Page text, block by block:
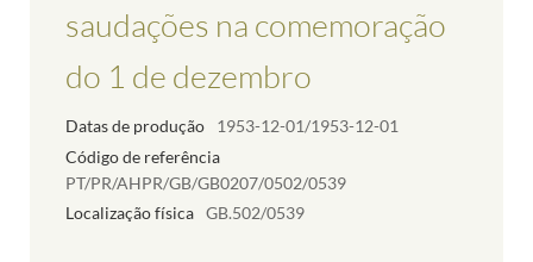
saudações na comemoração
do 1 de dezembro
Datas de produção
1953-12-01/1953-12-01
Código de referência
PT/PR/AHPR/GB/GB0207/0502/0539
Localização física GB.502/0539